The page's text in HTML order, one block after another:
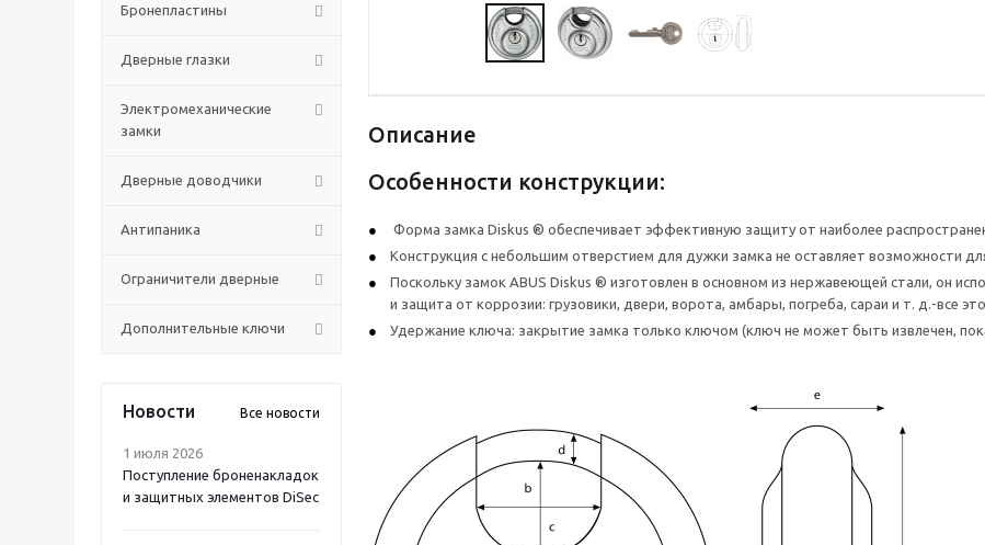
Бронепластины
Дверные глазки
Электромеханические
замки
Дверные доводчики
Антипаника
Ограничители дверные
Дополнительные ключи
Новости Все новости
1 июля 2026
Поступление броненакладок
и защитных элементов DiSec
Описание
Особенности конструкции:
Форма замка Diskus ® обеспечивает эффективную защиту от наиболее
Конструкция с небольшим отверстием для дужки замка не оставляет возможности
Поскольку замок ABUS Diskus ® изготовлен в основном из нержавеющей стали, он
и защита от коррозии: грузовики, двери, ворота, амбары, погреба, сараи и т. д.-все
Удержание ключа: закрытие замка только ключом (ключ не может быть извлечен,